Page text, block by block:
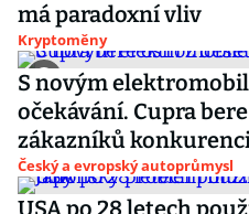
má paradoxní vliv
Kryptoměny
S novým
očekávání. Cupra
zákazníků
Český a evropský autoprůmysl
USA po 28 letech